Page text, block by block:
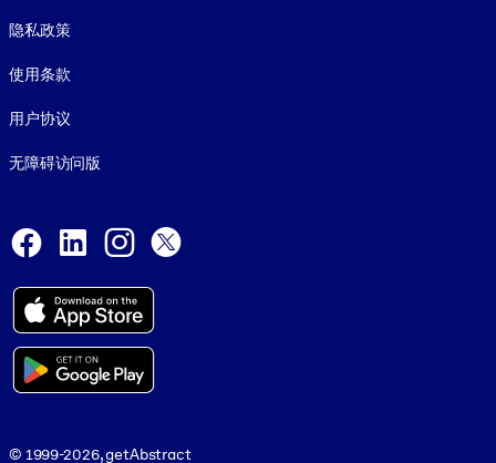
隐私政策
使用条款
用户协议
无障碍访问版
Facebook
LinkedInInstagram
© 1999-2026, getAbstract